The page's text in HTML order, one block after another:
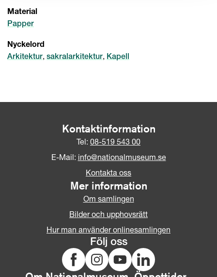
Material
Papper
Nyckelord
Arkitektur, sakralarkitektur, Kapell
Kontaktinformation
Tel: 08-519 543 00
E-Mail: info@nationalmuseum.se
Kontakta oss
Mer information
Om samlingen
Bilder och upphovsrätt
Hur man använder onlinesamlingen
Följ oss